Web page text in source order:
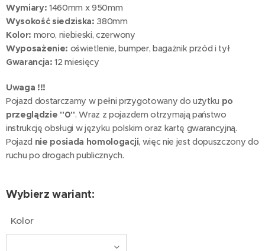
Wymiary: 1460mm x 950mm
Wysokość siedziska: 380mm
Kolor: moro, niebieski, czerwony
Wyposażenie: oświetlenie, bumper, bagażnik przód i tył
Gwarancja: 12 miesięcy
Uwaga !!!
Pojazd dostarczamy w pełni przygotowany do użytku po
przeglądzie "0". Wraz z pojazdem otrzymają państwo
instrukcję obsługi w języku polskim oraz kartę gwarancyjną.
Pojazd nie posiada homologacji, więc nie jest dopuszczony do
ruchu po drogach publicznych.
Wybierz wariant:
Kolor